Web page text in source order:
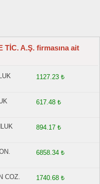
TİC. A.Ş. firmasına ait
1127.23 ₺
617.48 ₺
894.17 ₺
6858.34 ₺
COZ.
1740.68 ₺